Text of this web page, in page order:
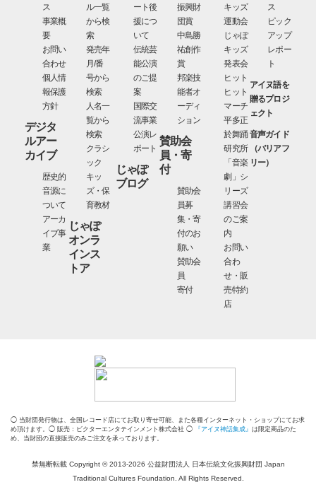
ス
事業概
要
お問い
合わせ
個人情
報保護
方針
デジタ
ルアー
カイブ
歴史的
音源に
ついて
アーカ
イブ事
業
ル一覧
から検
索
発売年
月/番
号から
検索
人名一
覧から
検索
クラシ
ック
キッ
ズ・保
育教材
じゃぽ
オンラ
インス
トア
ート後
援につ
いて
伝統芸
能公演
のご提
案
国際交
流事業
公演レ
ポート
じゃぽ
ブログ
振興財
団賞
中島勝
祐創作
賞
邦楽技
能者オ
ーディ
ション
賛助会
員・寄
付
賛助会
員募
集・寄
付のお
願い
賛助会
員
寄付
キッズ
運動会
じゃぽ
キッズ
発表会
ヒット
ヒット
マーチ
平多正
於舞踊
研究所
「音楽
劇」シ
リーズ
講習会
のご案
内
お問い
合わ
せ・販
売特約
店
ス
ピック
アップ
レポー
ト
アイヌ語を
贈るプロジ
ェクト
音声ガイド
（バリアフ
リー）
◯ 当財団発行物は、全国レコード店にてお取り寄せ可能、また各種インターネット・ショップにてお求
め頂けます。◯ 販売：ビクターエンタテインメント株式会社 ◯
『アイヌ神話集成』 は限定商品のた
め、当財団の直接販売のみご注文を承っております。
禁無断転載 Copyright © 2013-2026 公益財団法人 日本伝統文化振興財団 Japan
Traditional Cultures Foundation. All Rights Reserved.